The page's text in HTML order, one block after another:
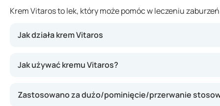
Krem Vitaros to lek, który może pomóc w leczeniu
Jak działa krem Vitaros
Krem ma w składzie alprostadil, czyli substancję,
Jak używać kremu Vitaros?
Zastosowano za dużo/pominięcie/przerwanie